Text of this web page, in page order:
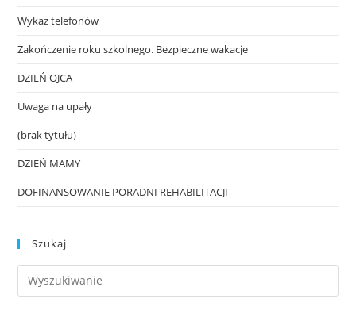
Wykaz telefonów
Zakończenie roku szkolnego. Bezpieczne wakacje
DZIEŃ OJCA
Uwaga na upały
(brak tytułu)
DZIEŃ MAMY
DOFINANSOWANIE PORADNI REHABILITACJI
Szukaj